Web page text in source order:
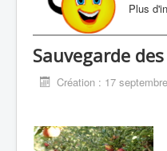
Plus
Sauvegarde
Création : 17